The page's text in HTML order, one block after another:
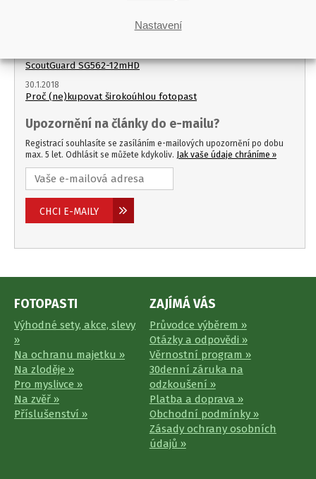
Nastavení
NÁVOD: Jak nastavit Molnus cloud pro vaši fotopast
ScoutGuard SG562-12mHD
30.1.2018
Proč (ne)kupovat širokoúhlou fotopast
Upozornění na články do e-mailu?
Registrací souhlasíte se zasíláním e-mailových upozornění po dobu
max. 5 let. Odhlásit se můžete kdykoliv. Jak vaše údaje chráníme »
FOTOPASTI
Výhodné sety, akce, slevy
»
Na ochranu majetku »
Na zloděje »
Pro myslivce »
Na zvěř »
Příslušenství »
ZAJÍMÁ VÁS
Průvodce výběrem »
Otázky a odpovědi »
Věrnostní program »
30denní záruka na
odzkoušení »
Platba a doprava »
Obchodní podmínky »
Zásady ochrany osobních
údajů »